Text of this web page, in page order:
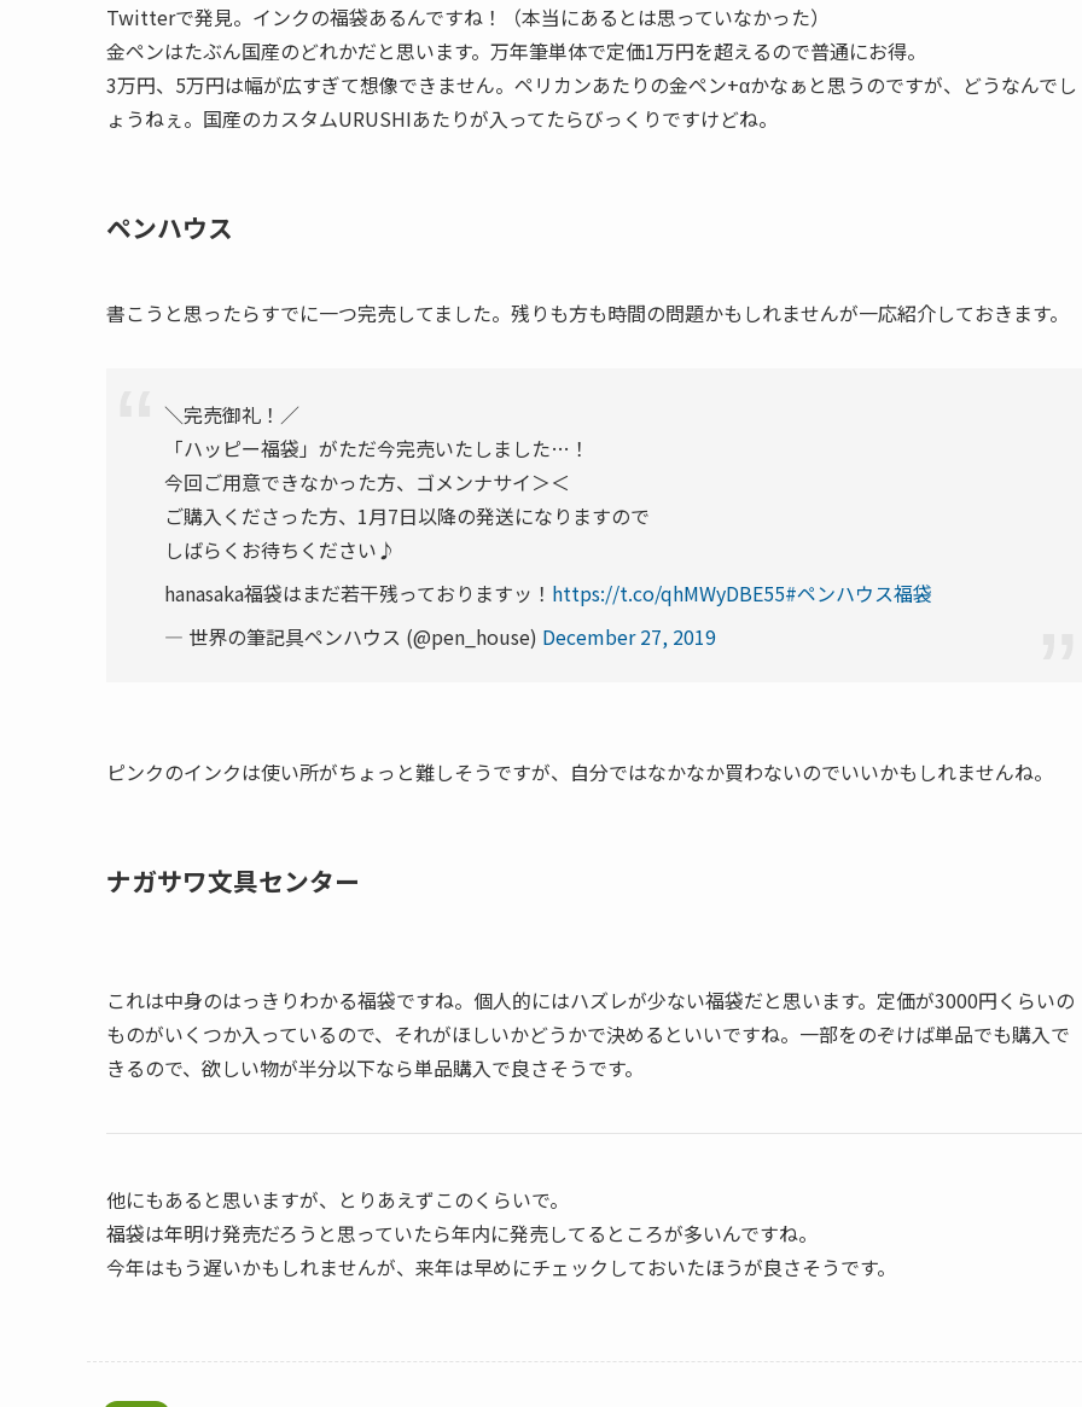
Twitterで発見。インクの福袋あるんですね！（本当にあるとは思っていなかった）
金ペンはたぶん国産のどれかだと思います。万年筆単体で定価1万円を超えるので普通にお得。
3万円、5万円は幅が広すぎて想像できません。ペリカンあたりの金ペン+αかなぁと思うのですが、どうなんでし
ょうねぇ。国産のカスタムURUSHIあたりが入ってたらびっくりですけどね。
ペンハウス
書こうと思ったらすでに一つ完売してました。残りも方も時間の問題かもしれませんが一応紹介しておきます。
＼完売御礼！／
「ハッピー福袋」がただ今完売いたしました…！
今回ご用意できなかった方、ゴメンナサイ＞＜
ご購入くださった方、1月7日以降の発送になりますので
しばらくお待ちください♪
hanasaka福袋はまだ若干残っておりますッ！ https://t.co/qhMWyDBE55#ペンハウス福袋
— 世界の筆記具ペンハウス (@pen_house) December 27, 2019
ピンクのインクは使い所がちょっと難しそうですが、自分ではなかなか買わないのでいいかもしれませんね。
ナガサワ文具センター
これは中身のはっきりわかる福袋ですね。個人的にはハズレが少ない福袋だと思います。定価が3000円くらいの
ものがいくつか入っているので、それがほしいかどうかで決めるといいですね。一部をのぞけば単品でも購入で
きるので、欲しい物が半分以下なら単品購入で良さそうです。
他にもあると思いますが、とりあえずこのくらいで。
福袋は年明け発売だろうと思っていたら年内に発売してるところが多いんですね。
今年はもう遅いかもしれませんが、来年は早めにチェックしておいたほうが良さそうです。